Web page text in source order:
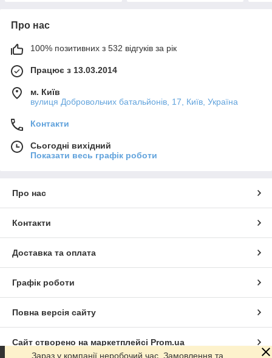
Про нас
100% позитивних з 532 відгуків за рік
Працює з 13.03.2014
м. Київ
вулиця Добровольчих батальйонів, 17, Київ, Україна
Контакти
Сьогодні вихідний
Показати весь графік роботи
Про нас
Контакти
Доставка та оплата
Графік роботи
Повна версія сайту
Сайт створено на маркетплейсі Prom.ua
Зараз у компанії неробочий час. Замовлення та